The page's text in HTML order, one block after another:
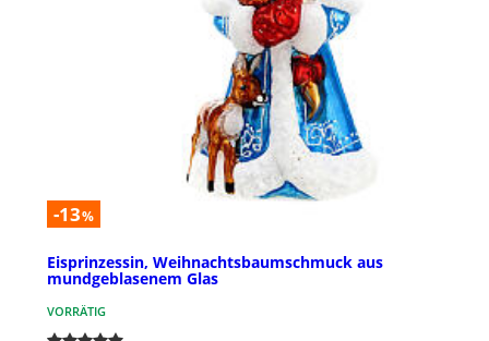
-13%
Eisprinzessin, Weihnachtsbaumschmuck aus
mundgeblasenem Glas
VORRÄTIG